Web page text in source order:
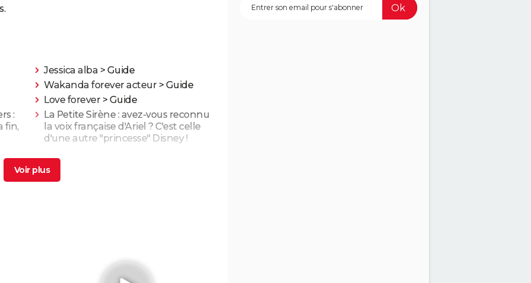
Jessica alba > Guide
Wakanda forever acteur> Guide
Love forever> Guide
:
fin,
La Petite Sirène : avez-vous reconnu
la voix française d'Ariel ? C'est celle
d'une autre "princesse" Disney !
Beetlejuice 2 : la suite du film culte de
Tim Burton vaut-elle le coup ?